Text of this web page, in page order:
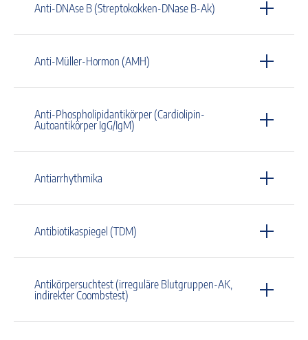
Anti-DNAse B (Streptokokken-DNase B-Ak)
Anti-Müller-Hormon (AMH)
Anti-Phospholipidantikörper (Cardiolipin-
Autoantikörper IgG/IgM)
Antiarrhythmika
Antibiotikaspiegel (TDM)
Antikörpersuchtest (irreguläre Blutgruppen-AK,
indirekter Coombstest)